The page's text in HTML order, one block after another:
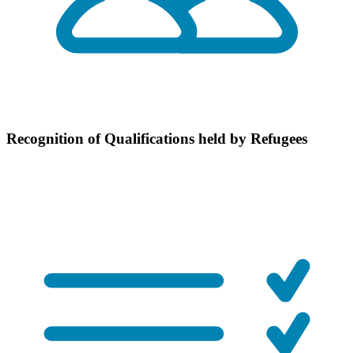
Recognition of Qualifications held by Refugees